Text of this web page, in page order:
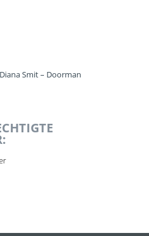
Smit – Doorman